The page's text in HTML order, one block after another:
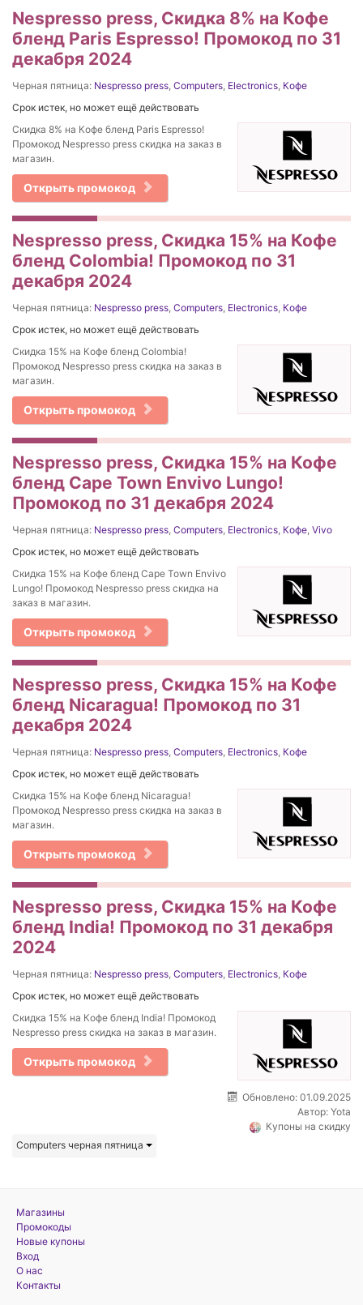
Nespresso press, Скидка 8% на Кофе
бленд Paris Espresso! Промокод по 31
декабря 2024
Черная пятница: Nespresso press Computers Electronics Кофе
Срок истек, но может ещё действовать
Скидка 8% на Кофе бленд Paris Espresso!
Промокод Nespresso press скидка на заказ в
магазин.
Открыть промокод
Nespresso press, Скидка 15% на Кофе
бленд Colombia! Промокод по 31
декабря 2024
Черная пятница: Nespresso press Computers Electronics Кофе
Срок истек, но может ещё действовать
Скидка 15% на Кофе бленд Colombia!
Промокод Nespresso press скидка на заказ в
магазин.
Открыть промокод
Nespresso press, Скидка 15% на Кофе
бленд Cape Town Envivo Lungo!
Промокод по 31 декабря 2024
Черная пятница: Nespresso press Computers Electronics Кофе Vivo
Срок истек, но может ещё действовать
Скидка 15% на Кофе бленд Cape Town Envivo
Lungo! Промокод Nespresso press скидка на
заказ в магазин.
Открыть промокод
Nespresso press, Скидка 15% на Кофе
бленд Nicaragua! Промокод по 31
декабря 2024
Черная пятница: Nespresso press Computers Electronics Кофе
Срок истек, но может ещё действовать
Скидка 15% на Кофе бленд Nicaragua!
Промокод Nespresso press скидка на заказ в
магазин.
Открыть промокод
Nespresso press, Скидка 15% на Кофе
бленд India! Промокод по 31 декабря
2024
Черная пятница: Nespresso press Computers Electronics Кофе
Срок истек, но может ещё действовать
Скидка 15% на Кофе бленд India! Промокод
Nespresso press скидка на заказ в магазин.
Открыть промокод
Обновлено: 01.09.2025
Автор: Yota
Купоны на скидку
Computers черная пятница
Магазины
Промокоды
Новые купоны
Вход
О нас
Контакты